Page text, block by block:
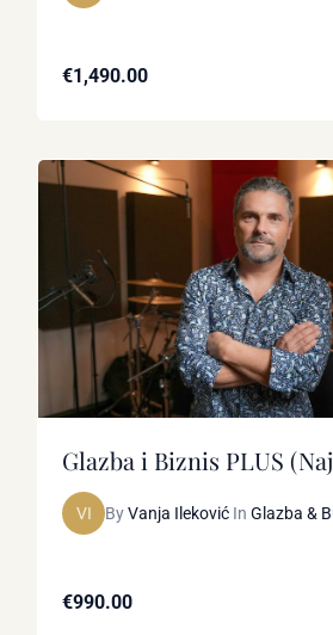
€1,490.00
Glazba i Biznis PLUS
VI ByVanja Ileković InGlazba &
€990.00